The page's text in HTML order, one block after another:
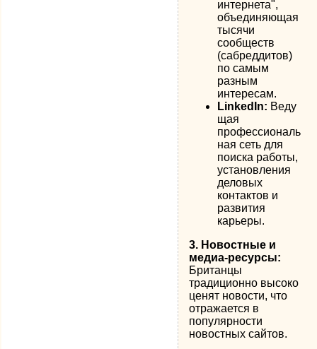
интернета",
объединяющая
тысячи
сообществ
(сабреддитов)
по самым
разным
интересам.
LinkedIn: Веду
щая
профессиональ
ная сеть для
поиска работы,
установления
деловых
контактов и
развития
карьеры.
3. Новостные и
медиа-ресурсы:
Британцы
традиционно высоко
ценят новости, что
отражается в
популярности
новостных сайтов.